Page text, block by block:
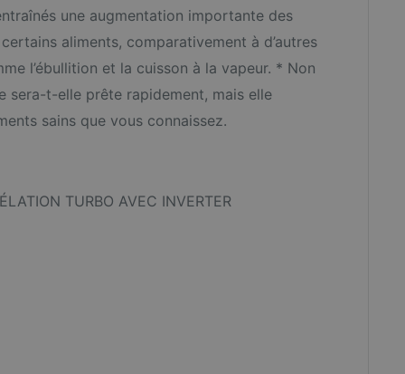
une augmentation importante des
aliments, comparativement à d’autres
l’ébullition et la cuisson à la vapeur. * Non
sera-t-elle prête rapidement, mais elle
sains que vous connaissez.